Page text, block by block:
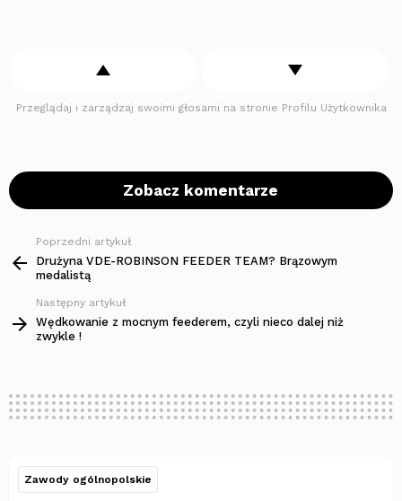
Przeglądaj i zarządzaj swoimi głosami na stronie Profilu Użytkownika
Zobacz komentarze
Zobacz
więcej
Poprzedni artykuł
Drużyna VDE-ROBINSON FEEDER TEAM? Brązowym
medalistą
Następny artykuł
Wędkowanie z mocnym feederem, czyli nieco dalej niż
zwykle !
Zawody ogólnopolskie